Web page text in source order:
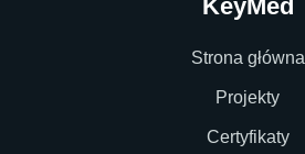
KeyMed
Strona główna
Projekty
Certyfikaty